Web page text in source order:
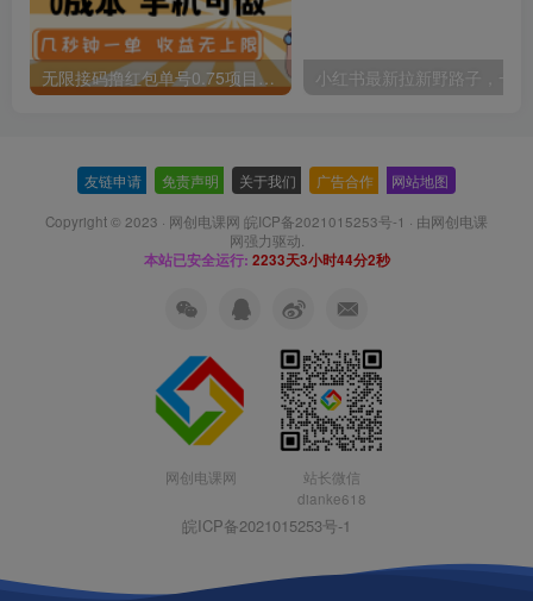
无限接码撸红包单号0.75项目无偿分享给你【揭秘】
友链申请 免责声明 关于我们 广告合作 网站地图
Copyright © 2023 · 网创电课网 皖ICP备2021015253号-1 · 由网创电课
网强力驱动.
本站已安全运行: 2233天3小时44分3秒
网创电课网
站长微信
dianke618
皖ICP备2021015253号-1